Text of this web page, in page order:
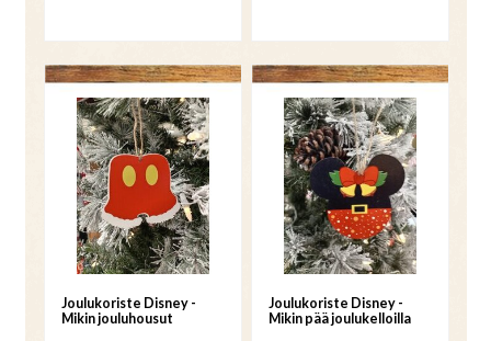
Joulukoriste Disney -
Mikin jouluhousut
Joulukoriste Disney -
Mikin pää joulukelloilla